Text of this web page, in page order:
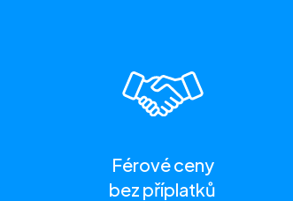
Férové ceny
bez příplatků